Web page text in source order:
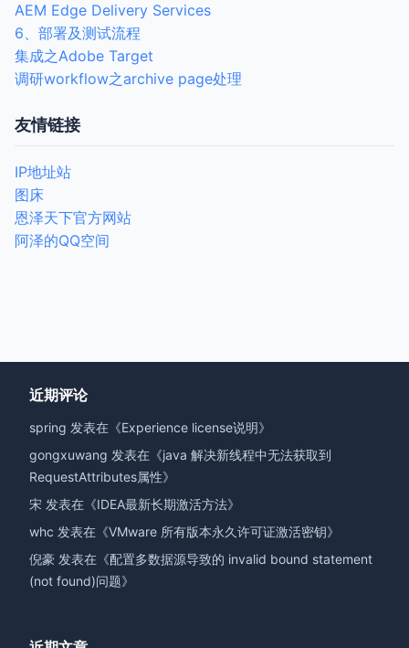
AEM Edge Delivery Services
6、部署及测试流程
集成之Adobe Target
调研workflow之archive page处理
友情链接
IP地址站
图床
恩泽天下官方网站
阿泽的QQ空间
近期评论
spring 发表在《Experience license说明》
gongxuwang 发表在《java 解决新线程中无法获取到
RequestAttributes属性》
宋 发表在《IDEA最新长期激活方法》
whc 发表在《VMware 所有版本永久许可证激活密钥》
倪豪 发表在《配置多数据源导致的 invalid bound statement
(not found)问题》